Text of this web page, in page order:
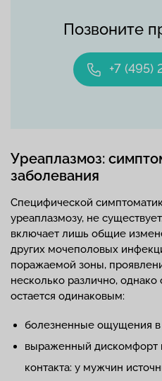
Позвоните
+7 (495)
Уреаплазмоз:
заболевания
Специфической
уреаплазмозу, не
включает лишь общие
других мочеполовых
поражаемой зоны,
несколько различно,
остается одинаковым:
болезненные ощущения в
выраженный дискомфорт
контакта: у мужчин